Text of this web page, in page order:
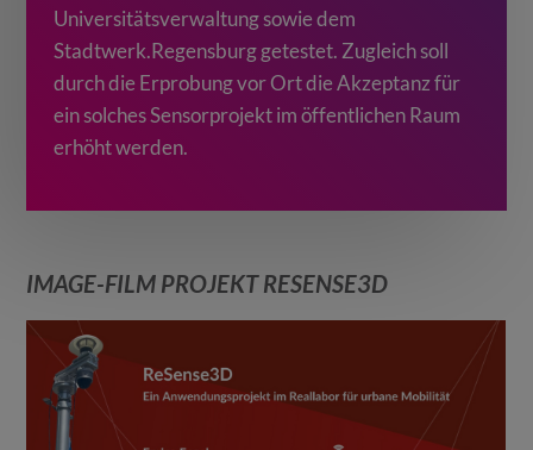
Universitätsverwaltung sowie dem
Stadtwerk.Regensburg getestet. Zugleich soll
durch die Erprobung vor Ort die Akzeptanz für
ein solches Sensorprojekt im öffentlichen Raum
erhöht werden.
IMAGE-FILM PROJEKT RESENSE3D